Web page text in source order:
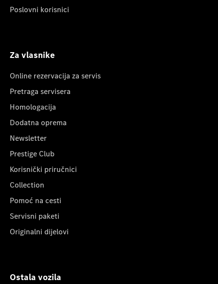
Poslovni korisnici
Za vlasnike
Online rezervacija za servis
Pretraga servisera
Homologacija
Dodatna oprema
Newsletter
Prestige Club
Korisnički priručnici
Collection
Pomoć na cesti
Servisni paketi
Originalni dijelovi
Ostala vozila